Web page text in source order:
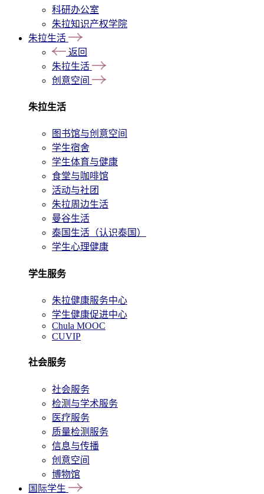
科研办公室
朱拉知识产权学院
朱拉生活
返回
朱拉生活
创意空间
朱拉生活
图书馆与创意空间
学生宿舍
学生体育与健康
食堂与咖啡馆
活动与社团
朱拉周边生活
曼谷生活
泰国生活（认识泰国）
学生心理健康
学生服务
朱拉健康服务中心
学生健康促进中心
Chula MOOC
CUVIP
社会服务
社会服务
检测与学术服务
医疗服务
质量检测服务
信息与传播
创意空间
博物馆
国际学生